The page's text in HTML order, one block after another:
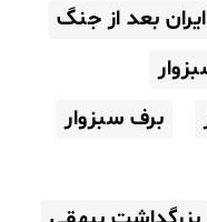
ایران بعد از جنگ
برف سبزوار